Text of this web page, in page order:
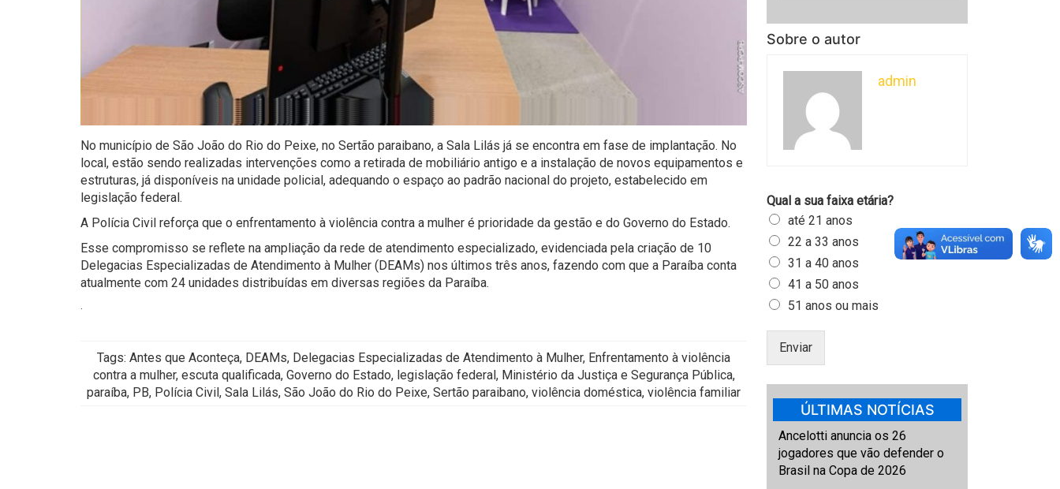
No município de São João do Rio do Peixe, no Sertão paraibano, a Sala Lilás já se encontra em fase de implantação. No
local, estão sendo realizadas intervenções como a retirada de mobiliário antigo e a instalação de novos equipamentos e
estruturas, já disponíveis na unidade policial, adequando o espaço ao padrão nacional do projeto, estabelecido em
legislação federal.
A Polícia Civil reforça que o enfrentamento à violência contra a mulher é prioridade da gestão e do Governo do Estado.
Esse compromisso se reflete na ampliação da rede de atendimento especializado, evidenciada pela criação de 10
Delegacias Especializadas de Atendimento à Mulher (DEAMs) nos últimos três anos, fazendo com que a Paraíba conta
atualmente com 24 unidades distribuídas em diversas regiões da Paraíba.
Tags: Antes que Aconteça, DEAMs, Delegacias Especializadas de Atendimento à Mulher, Enfrentamento à violência
contra a mulher, escuta qualificada, Governo do Estado, legislação federal, Ministério da Justiça e Segurança Pública,
paraíba, PB, Polícia Civil, Sala Lilás, São João do Rio do Peixe, Sertão paraibano, violência doméstica, violência familiar
Sobre o autor
admin
Qual a sua faixa etária?
até 21 anos
22 a 33 anos
31 a 40 anos
41 a 50 anos
51 anos ou mais
Enviar
ÚLTIMAS NOTÍCIAS
Ancelotti anuncia os 26
jogadores que vão defender o
Brasil na Copa de 2026